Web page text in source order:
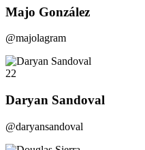
Majo González
@majolagram
22
Daryan Sandoval
@daryansandoval